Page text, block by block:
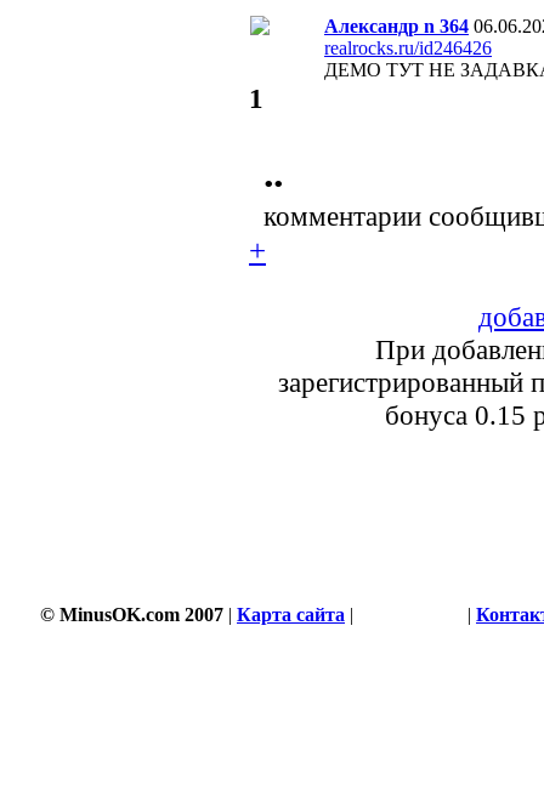
Александр n 364
realrocks.ru/id246426
ДЕМО ТУТ НЕ
1
••
комментарии
+
При
зарегистрированный
бонуса 0.15
© MinusOK.com 2007 | Карта сайта | |